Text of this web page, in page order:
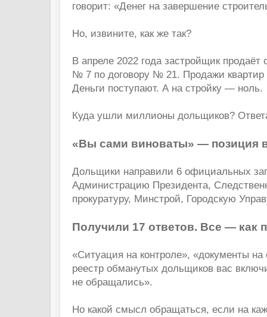
говорит: «Денег на завершение
Но, извините, как же так?
В апреле 2022 года застройщик
№ 7 по договору № 21. Продажи квартир
Деньги поступают. А на стройку — ноль.
Куда ушли миллионы дольщиков?
«Вы сами виноваты» — позиция
Дольщики направили 6 официальных
Администрацию Президента,
прокуратуру, Минстрой, Городскую
Получили 17 ответов. Все — как
«Ситуация на контроле», «документы на
реестр обманутых дольщиков вас
не обращались».
Но какой смысл обращаться, если на